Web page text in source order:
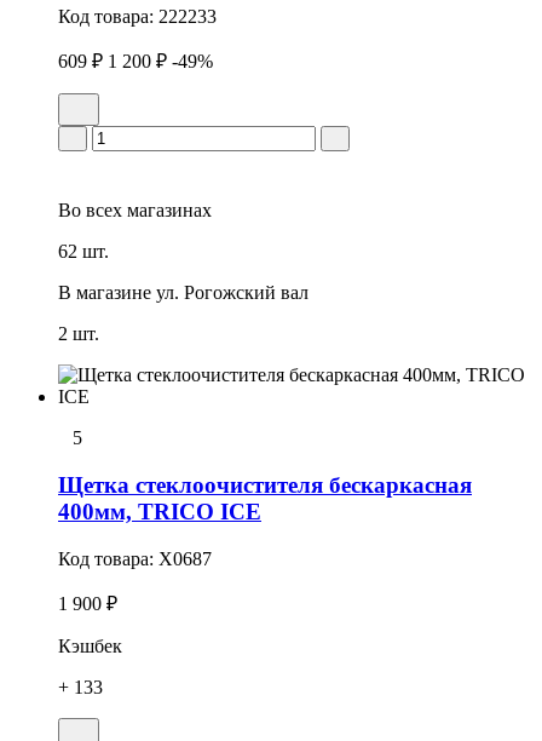
Код товара: 222233
609 ₽ 1 200 ₽ -49%
Во всех магазинах
62 шт.
В магазине ул. Рогожский вал
2 шт.
5
Щетка стеклоочистителя бескаркасная
400мм, TRICO ICE
Код товара: X0687
1 900 ₽
Кэшбек
+ 133